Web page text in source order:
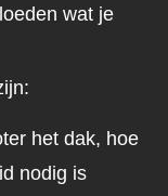
wat je
het dak, hoe
nodig is